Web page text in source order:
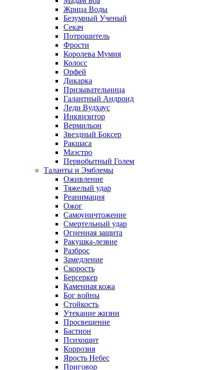
Жрица Воды
Безумный Ученый
Секач
Потрошитель
Фрости
Королева Мумия
Колосс
Орфей
Дикарка
Призывательница
Галантный Андроид
Леди Вудхаус
Инквизитор
Вермильон
Звездный Боксер
Ракшаса
Маэстро
Первобытный Голем
Таланты и Эмблемы
Оживление
Тяжелый удар
Реанимация
Ожог
Самоуничтожение
Смертельный удар
Огненная защита
Ракушка-лезвие
Разброс
Замедление
Скорость
Берсеркер
Каменная кожа
Бог войны
Стойкость
Утекание жизни
Просвещение
Бастион
Психощит
Коррозия
Ярость Небес
Приговор